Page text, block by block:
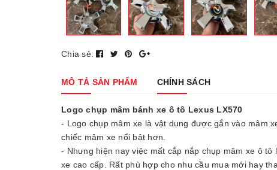
Chia sẻ:
MÔ TẢ SẢN PHẨM CHÍNH SÁCH
Logo chụp mâm bánh xe ô tô Lexus LX570
- Logo chụp mâm xe là vật dụng được gắn vào mâm
chiếc mâm xe nổi bật hơn.
- Nhưng hiện nay việc mất cắp nắp chụp mâm xe ô
xe cao cấp. Rất phù hợp cho nhu cầu mua mới hay